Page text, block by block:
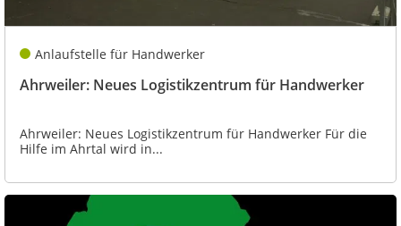
Anlaufstelle für Handwerker
Ahrweiler: Neues Logistikzentrum für Handwerker
Ahrweiler: Neues Logistikzentrum für Handwerker Für die
Hilfe im Ahrtal wird in...